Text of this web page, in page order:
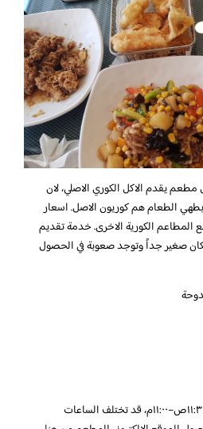
يقدم الاكل الكوري الاصلي، لان
الطعام هم كوريون الاصل. اسعار
المطاعم الكورية الاخرى. خدمة تقديم
صغير جداً وتوجد صعوبة في الحصول